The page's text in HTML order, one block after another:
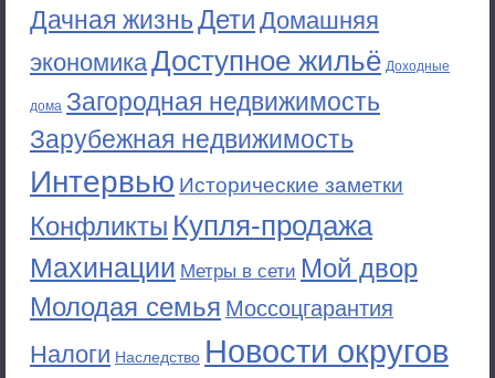
Дачная жизньДети Домашняя
экономикаДоступное жильё Доходные
дома Загородная недвижимость
Зарубежная недвижимость
Интервью Исторические заметки
Конфликты Купля-продажа
Махинации Метры в сети Мой двор
Молодая семья Моссоцгарантия
Налоги Наследство Новости округов